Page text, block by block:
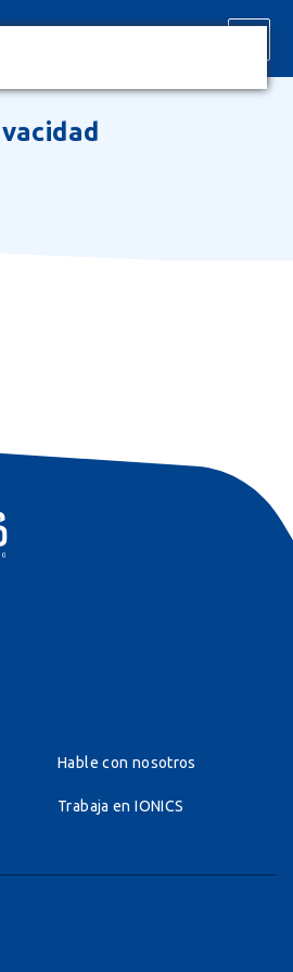
Hable con nosotros
Trabaja en IONICS